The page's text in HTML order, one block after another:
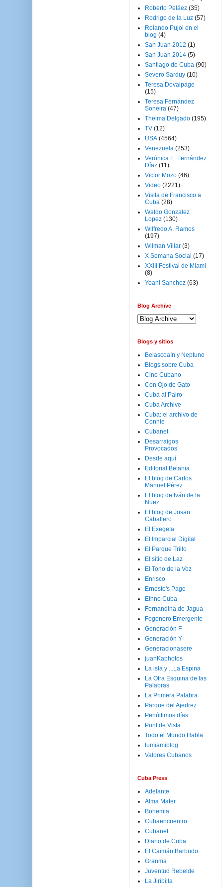
Roberto Peláez (35)
Rodrigo de la Luz (57)
Rolando Pujol en el
blog (4)
San Juan 2012 (1)
San Juan 2014 (5)
Santiago de Cuba (90)
Severo Sarduy (10)
Teresa Dovalpage
(15)
Teresa Fernández
Soneira (47)
Thelma Delgado (195)
TV (12)
USA (4564)
Venezuela (253)
Verónica E. Fernández
Díaz (11)
Victor Mozo (46)
Video (2221)
Visita de Francisco a
Cuba (28)
Waldo Gonzalez
Lopez (130)
Wilfredo A. Ramos
(197)
Wilman Villar (3)
X Semana Social (17)
XXIII Festival de Miami
(8)
Yoani Sanchez (63)
Blog Archive
Blogs y sitios
Belascoaín y Neptuno
Blogs sobre Cuba
Cine Cubano
Con Ojo de Gato
Cuba al Pairo
Cuba Archive
Cuba: el archivo de
Connie
Cubanet
Desarraigos
Provocados
Desde aquí
Editorial Betania
El blog de Carlos
Manuel Pérez
El blog de Iván de la
Nuez
El blog de Josan
Caballero
El Exegeta
El Imparcial Digital
El Parque Trillo
El sitio de Laz
El Tono de la Voz
Enrisco
Ernesto's Page
Ethno Cuba
Fernandina de Jagua
Fogonero Emergente
Generación F
Generación Y
Generacionasere
juanKaphotos
La isla y ...La Espina
La Otra Esquina de las
Palabras
La Primera Palabra
Parque del Ajedrez
Penúltimos días
Punt de Vista
Todo el Mundo Habla
tumiamiblog
Valores Cubanos
Cuba Press
Adelante
Alma Mater
Bohemia
Cubaencuentro
Cubanet
Diario de Cuba
El Caimán Barbudo
Granma
Juventud Rebelde
La Jiribilla